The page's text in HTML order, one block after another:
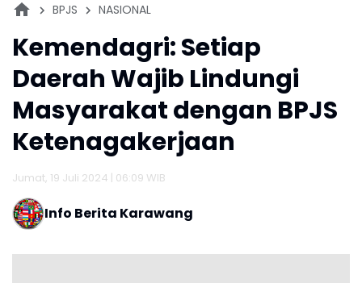
BPJS NASIONAL
Kemendagri: Setiap
Daerah Wajib Lindungi
Masyarakat dengan BPJS
Ketenagakerjaan
Jumat, 19 Juli 2024 | 06:09 WIB
Info Berita Karawang